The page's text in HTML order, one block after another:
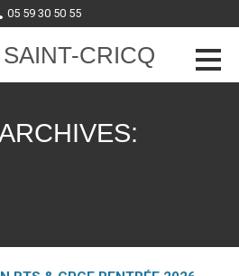
05 59 30 50 55
CRICQ